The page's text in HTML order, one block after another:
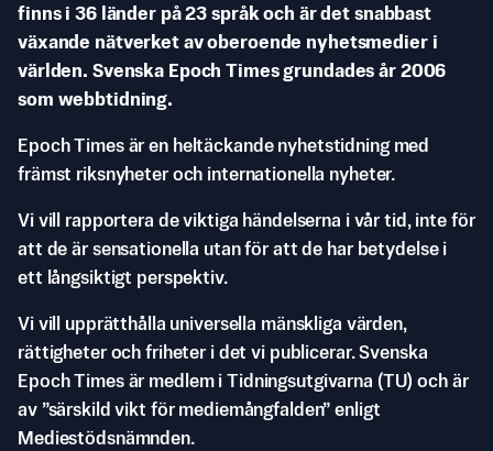
finns i 36 länder på 23 språk och är det snabbast
växande nätverket av oberoende nyhetsmedier i
världen. Svenska Epoch Times grundades år 2006
som webbtidning.
Epoch Times är en heltäckande nyhetstidning med
främst riksnyheter och internationella nyheter.
Vi vill rapportera de viktiga händelserna i vår tid, inte för
att de är sensationella utan för att de har betydelse i
ett långsiktigt perspektiv.
Vi vill upprätthålla universella mänskliga värden,
rättigheter och friheter i det vi publicerar. Svenska
Epoch Times är medlem i Tidningsutgivarna (TU) och är
av ”särskild vikt för mediemångfalden” enligt
Mediestödsnämnden.